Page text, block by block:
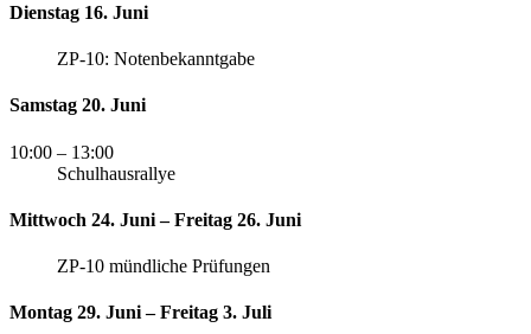
Dienstag 16. Juni
ZP-10: Notenbekanntgabe
Samstag 20. Juni
10:00 – 13:00
Schulhausrallye
Mittwoch 24. Juni – Freitag 26. Juni
ZP-10 mündliche Prüfungen
Montag 29. Juni – Freitag 3. Juli